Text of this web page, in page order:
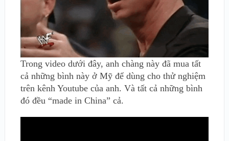
Trong video dưới đây, anh chàng này đã mua tất
cả những bình này ở Mỹ để dùng cho thử nghiệm
trên kênh Youtube của anh. Và tất cả những bình
đó đều “made in China” cả.